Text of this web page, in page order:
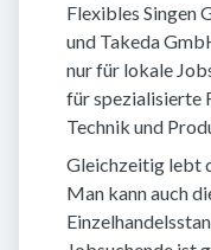
Flexibles Singen
und Takeda
nur für lokale
für spezialisierte
Technik und
Gleichzeitig lebt
Man kann auch